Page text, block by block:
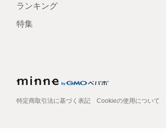
ランキング
特集
特定商取引法に基づく表記 Cookieの使用について